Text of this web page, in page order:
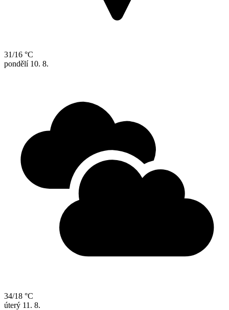
31/16 °C
pondělí 10. 8.
34/18 °C
úterý 11. 8.